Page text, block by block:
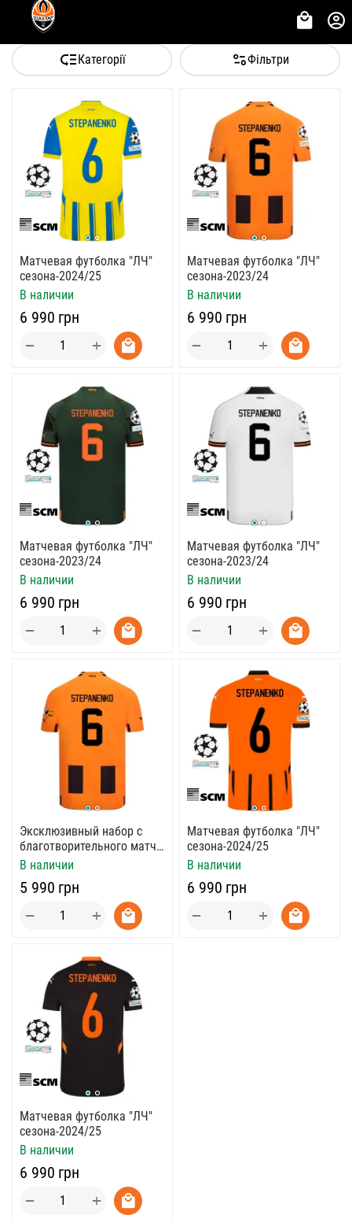
Категорії Фільтри
Матчевая футболка "ЛЧ"
сезона-2024/25
В наличии
‍6 990‍ грн
+
−
Матчевая футболка "ЛЧ"
сезона-2023/24
В наличии
‍6 990‍ грн
+
−
Матчевая футболка "ЛЧ"
сезона-2023/24
В наличии
‍6 990‍ грн
+
−
Матчевая футболка "ЛЧ"
сезона-2023/24
В наличии
‍6 990‍ грн
+
−
Эксклюзивный набор c
благотворительного матча
с «Тоттенгэмом»
В наличии
‍5 990‍ грн
+
−
Матчевая футболка "ЛЧ"
сезона-2024/25
В наличии
‍6 990‍ грн
+
−
Матчевая футболка "ЛЧ"
сезона-2024/25
В наличии
‍6 990‍ грн
+
−